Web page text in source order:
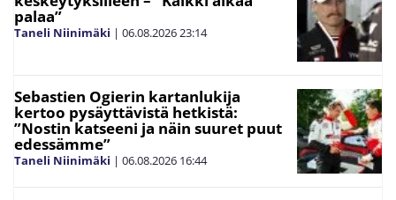
palaa”
Taneli Niinimäki | 06.08.202623:14
Sebastien Ogierin kartanlukija
kertoo pysäyttävistä hetkistä:
”Nostin katseeni ja näin suuret puut
edessämme”
Taneli Niinimäki | 06.08.2026 16:44